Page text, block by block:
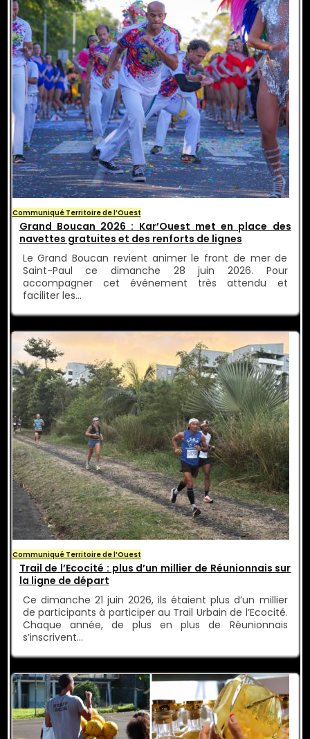
Communiqué Territoire de l’Ouest
Grand Boucan 2026 : Kar’Ouest met en place des
navettes gratuites et des renforts de lignes
Le Grand Boucan revient animer le front de mer de
Saint-Paul ce dimanche 28 juin 2026. Pour
accompagner cet événement très attendu et
faciliter les…
Communiqué Territoire de l’Ouest
Trail de l’Ecocité : plus d’un millier de Réunionnais sur
la ligne de départ
Ce dimanche 21 juin 2026, ils étaient plus d’un millier
de participants à participer au Trail Urbain de l’Ecocité.
Chaque année, de plus en plus de Réunionnais
s’inscrivent…